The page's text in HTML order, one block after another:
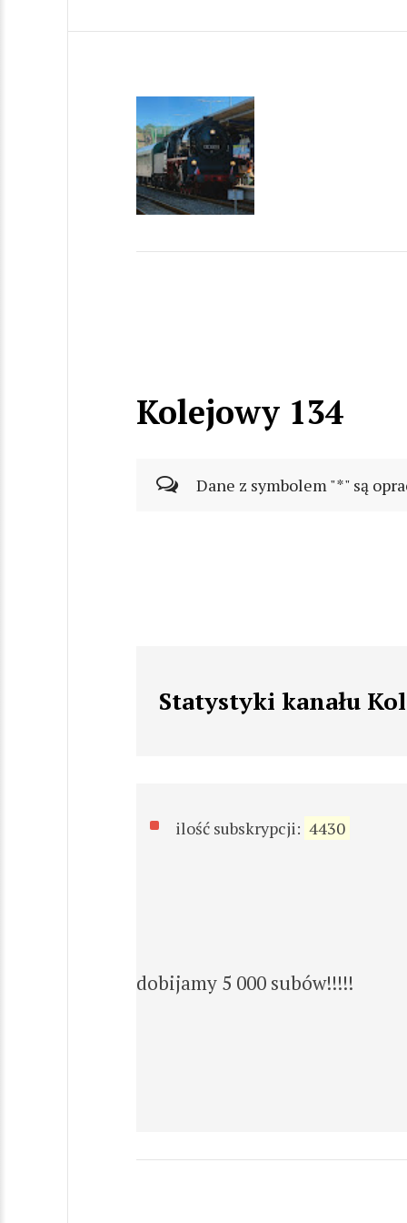
Kolejowy 134
Dane z symbolem "*" są
Statystyki kanału
ilość subskrypcji: 4430
dobijamy 5 000 subów!!!!!